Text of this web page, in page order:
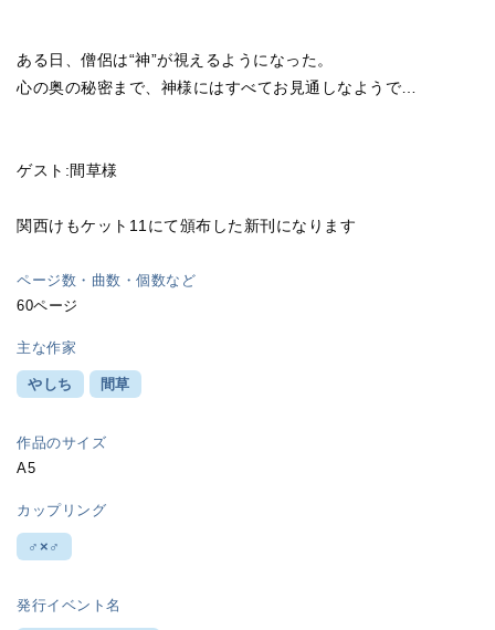
ある日、僧侶は“神”が視えるようになった。
心の奥の秘密まで、神様にはすべてお見通しなようで…
ゲスト:間草様
関西けもケット11にて頒布した新刊になります
ページ数・曲数・個数など
60ページ
主な作家
やしち 間草
作品のサイズ
A5
カップリング
♂×♂
発行イベント名